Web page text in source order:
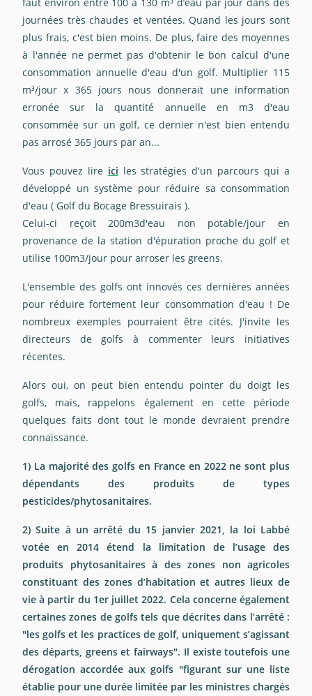
faut environ entre 100 à 130 m³ d’eau par jour dans des
journées très chaudes et ventées. Quand les jours sont
plus frais, c'est bien moins. De plus, faire des moyennes
à l'année ne permet pas d'obtenir le bon calcul d'une
consommation annuelle d'eau d'un golf. Multiplier 115
m³/jour x 365 jours nous donnerait une information
erronée sur la quantité annuelle en m3 d'eau
consommée sur un golf, ce dernier n'est bien entendu
pas arrosé 365 jours par an...
Vous pouvez lire ici les stratégies d'un parcours qui a
développé un système pour réduire sa consommation
d'eau ( Golf du Bocage Bressuirais ).
Celui-ci reçoit 200m3d'eau non potable/jour en
provenance de la station d'épuration proche du golf et
utilise 100m3/jour pour arroser les greens.
L'ensemble des golfs ont innovés ces dernières années
pour réduire fortement leur consommation d'eau ! De
nombreux exemples pourraient être cités. J'invite les
directeurs de golfs à commenter leurs initiatives
récentes.
Alors oui, on peut bien entendu pointer du doigt les
golfs, mais, rappelons également en cette période
quelques faits dont tout le monde devraient prendre
connaissance.
1) La majorité des golfs en France en 2022 ne sont plus
dépendants des produits de types
pesticides/phytosanitaires.
2) Suite à un arrêté du 15 janvier 2021, la loi Labbé
votée en 2014 étend la limitation de l’usage des
produits phytosanitaires à des zones non agricoles
constituant des zones d’habitation et autres lieux de
vie à partir du 1er juillet 2022. Cela concerne également
certaines zones de golfs tels que décrites dans l’arrêté :
"les golfs et les practices de golf, uniquement s’agissant
des départs, greens et fairways". Il existe toutefois une
dérogation accordée aux golfs "figurant sur une liste
établie pour une durée limitée par les ministres chargés